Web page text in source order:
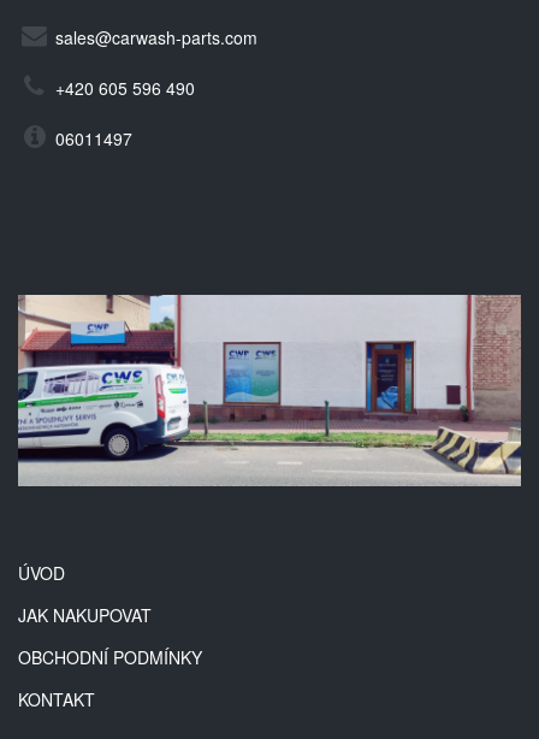
sales@carwash-parts.com
+420 605 596 490
06011497
ÚVOD
JAK NAKUPOVAT
OBCHODNÍ PODMÍNKY
KONTAKT